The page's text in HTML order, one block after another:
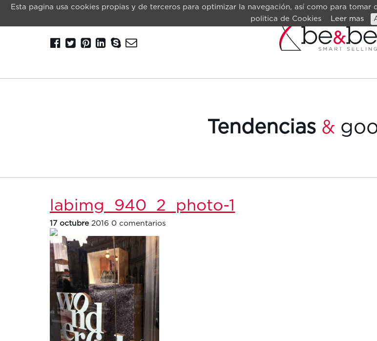
Esta pagina usa cookies propias y de terceros para optimizar la navegación, así como para
politica de Cookies
Leer mas
Tendencias &
labimg_940_2_photo-1
17 octubre 2016 0 comentarios